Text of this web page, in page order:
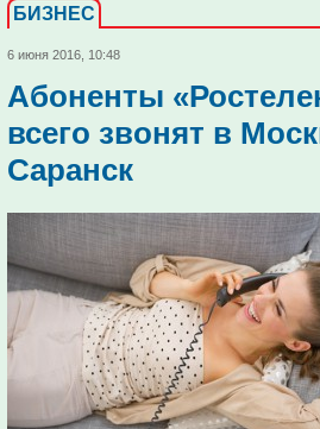
БИЗНЕС
6 июня 2016, 10:48
Абоненты
всего звонят в
Саранск